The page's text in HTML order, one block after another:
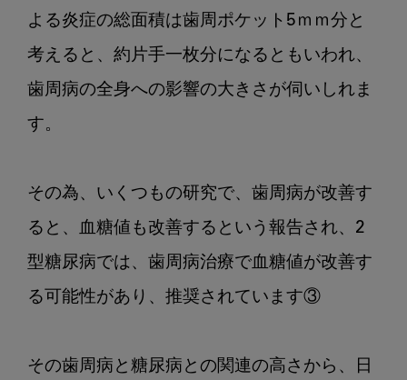
よる炎症の総面積は歯周ポケット5ｍｍ分と
考えると、約片手一枚分になるともいわれ、
歯周病の全身への影響の大きさが伺いしれま
す。
その為、いくつもの研究で、歯周病が改善す
ると、血糖値も改善するという報告され、2
型糖尿病では、歯周病治療で血糖値が改善す
る可能性があり、推奨されています③
その歯周病と糖尿病との関連の高さから、日